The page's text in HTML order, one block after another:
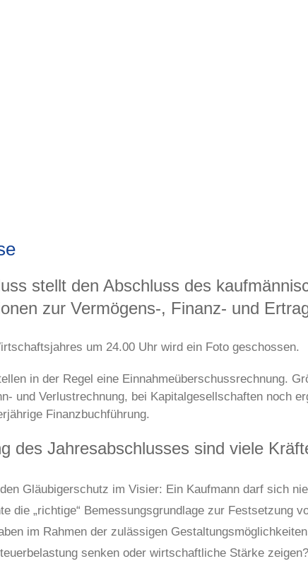
stellt den Abschluss des
zur Vermögens-, Finanz- und
um 24.00 Uhr wird ein Foto geschossen.
in der Regel eine Einnahmeüberschussrechnung.
und Verlustrechnung, bei Kapitalgesellschaften noch
Finanzbuchführung.
des Jahresabschlusses sind viele
Gläubigerschutz im Visier: Ein Kaufmann darf sich
die „richtige“ Bemessungsgrundlage zur Festsetzung
im Rahmen der zulässigen
senken oder wirtschaftliche Stärke zeigen?